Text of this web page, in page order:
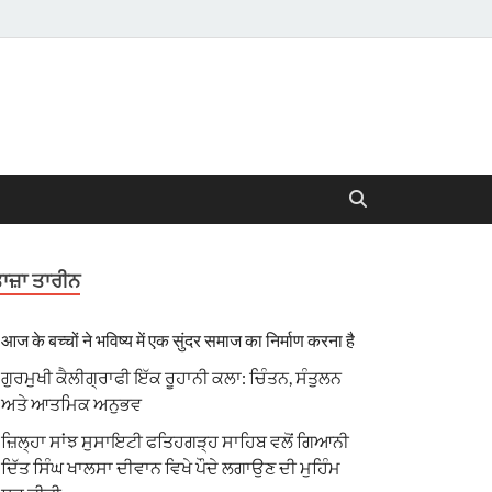
ਤਾਰੀਨ
आज के बच्चों ने भविष्य में एक सुंदर समाज का निर्माण करना है
ਗੁਰਮੁਖੀ ਕੈਲੀਗ੍ਰਾਫੀ ਇੱਕ ਰੂਹਾਨੀ ਕਲਾ: ਚਿੰਤਨ, ਸੰਤੁਲਨ
ਅਤੇ ਆਤਮਿਕ ਅਨੁਭਵ
ਜ਼ਿਲ੍ਹਾ ਸਾਂਝ ਸੁਸਾਇਟੀ ਫਤਿਹਗੜ੍ਹ ਸਾਹਿਬ ਵਲੋਂ ਗਿਆਨੀ
ਦਿੱਤ ਸਿੰਘ ਖਾਲਸਾ ਦੀਵਾਨ ਵਿਖੇ ਪੌਦੇ ਲਗਾਉਣ ਦੀ ਮੁਹਿੰਮ